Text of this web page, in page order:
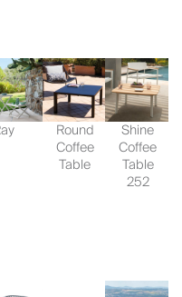
Round
Coffee
Table
Shine
Coffee
Table
252